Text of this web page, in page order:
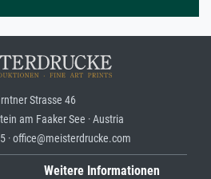
Strasse 46
am Faaker See · Austria
· office@meisterdrucke.com
Weitere Informationen